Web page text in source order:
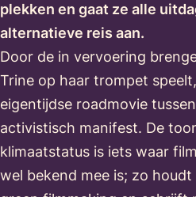
plekken en gaat ze alle
alternatieve reis aan.
Door de in vervoering
Trine op haar trompet
eigentijdse roadmovie
activistisch manifest. De
klimaatstatus is iets waar
wel bekend mee is; zo